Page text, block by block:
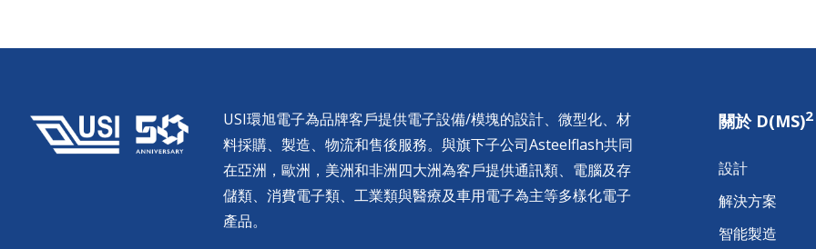
USI環旭電子為品牌客戶提供電子設備/模塊的設計、微型化、材
料採購、製造、物流和售後服務。與旗下子公司Asteelflash共同
在亞洲，歐洲，美洲和非洲四大洲為客戶提供通訊類、電腦及存
儲類、消費電子類、工業類與醫療及車用電子為主等多樣化電子
產品。
關於 D(MS)2
設計
解決方案
智能製造